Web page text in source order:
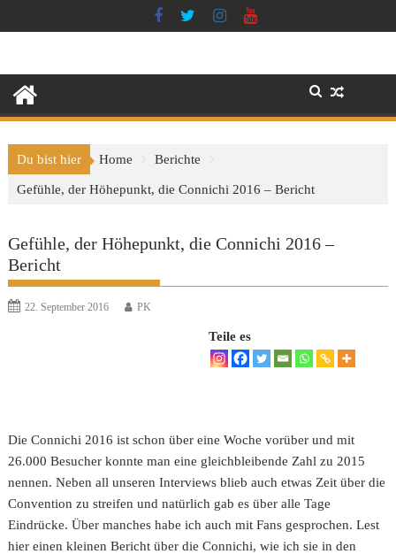
to
Du bist hier Home Berichte
Gefühle, der Höhepunkt, die Connichi 2016 – Bericht
Gefühle, der Höhepunkt, die Connichi 2016 –
Bericht
22. September 2016 PK
Teile es
Die Connichi 2016 ist schon über eine Woche vorüber und mit
26.000 Besucher konnte man eine gleichbleibende Zahl zu 2015
nennen. Neben all unseren Interviews blieb auch etwas Zeit über die
Convention zu streifen und natürlich gab es über alle Tage
Eindrücke. Über manches habe ich auch mit Fans gesprochen. Lest
hier einen kleinen Bericht über die Connichi, wie ich sie in den